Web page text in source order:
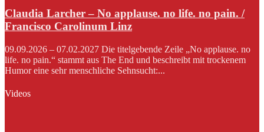
Claudia Larcher – No applause. no life. no pain. /
Francisco Carolinum Linz
09.09.2026 – 07.02.2027 Die titelgebende Zeile „No applause. no
life. no pain.“ stammt aus The End und beschreibt mit trockenem
Humor eine sehr menschliche Sehnsucht:...
Videos